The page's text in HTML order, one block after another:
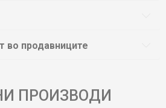
во продавниците
ПРОИЗВОДИ